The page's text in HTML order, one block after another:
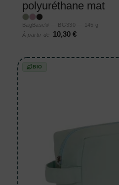
polyuréthane mat
BagBase® — BG330 — 145 g
À partir de
10,30 €
BIO